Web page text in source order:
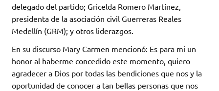
delegado del partido; Gricelda Romero Martínez,
presidenta de la asociación civil Guerreras Reales
Medellín (GRM); y otros liderazgos.
En su discurso Mary Carmen mencionó: Es para mi un
honor al haberme concedido este momento, quiero
agradecer a Dios por todas las bendiciones que nos y la
oportunidad de conocer a tan bellas personas que nos